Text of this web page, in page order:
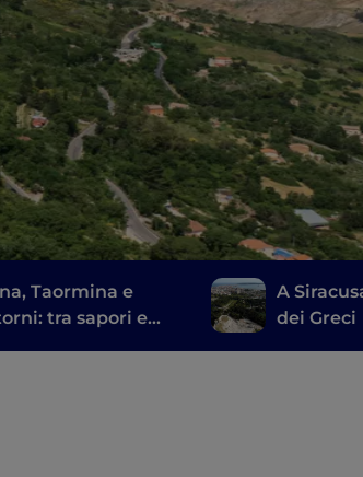
Taormina e
tra sapori e
A
dei Greci